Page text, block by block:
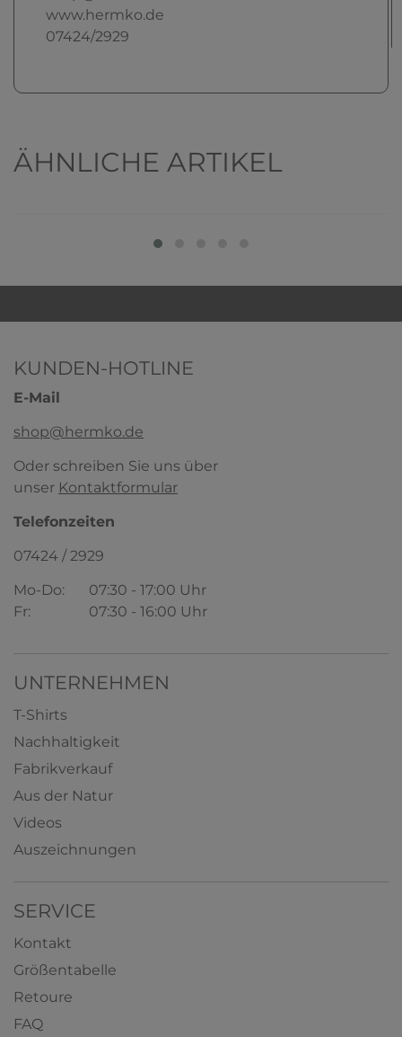
www.hermko.de
07424/2929
ÄHNLICHE ARTIKEL
HERMKO 17800 Damen kurzarm Shirt mit
Rundhals-Ausschnitt
KUNDEN-HOTLINE
E-Mail
shop@hermko.de
Oder schreiben Sie uns über
unser Kontaktformular
Telefonzeiten
07424 / 2929
Mo-Do:
07:30 - 17:00 Uhr
Fr:
07:30 - 16:00 Uhr
UNTERNEHMEN
T-Shirts
Nachhaltigkeit
Fabrikverkauf
Aus der Natur
Videos
Auszeichnungen
SERVICE
Kontakt
Größentabelle
Retoure
FAQ